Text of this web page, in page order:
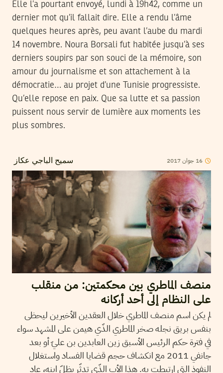
Elle l’a pourtant envoyé, lundi à 19h42, comme un
dernier mot qu’il fallait dire. Elle a rendu l’âme
quelques heures après, peu avant l’aube du mardi
14 novembre. Noura Borsali fut habitée jusqu’à ses
derniers soupirs par son souci de la mémoire, son
amour du journalisme et son attachement à la
démocratie… au projet d’une Tunisie progressiste.
Qu’elle repose en paix. Que sa lutte et sa passion
puissent nous servir de lumière aux moments les
plus sombres.
سميح الباجي عكاز 16 جوان2017
منصف الماطري بين محكمتين: من منقلب
على النظام إلى أحد أركانه
لم يكن اسم منصف الماطري خلال العقدين الأخيرين ليحظى
بنفس بريق نجله صخر الماطري الذّي هيمن على المشهد سواء
في فترة حكم الرئيس الأسبق زين العابدين بن عليّ أو بعد
جانفي 2011 مع انكشاف حجم قضايا الفساد واستغلال
النفوذ التي ارتبطت به. هذا الأب الذّي تدثّر بظلّ ابنه، عاد